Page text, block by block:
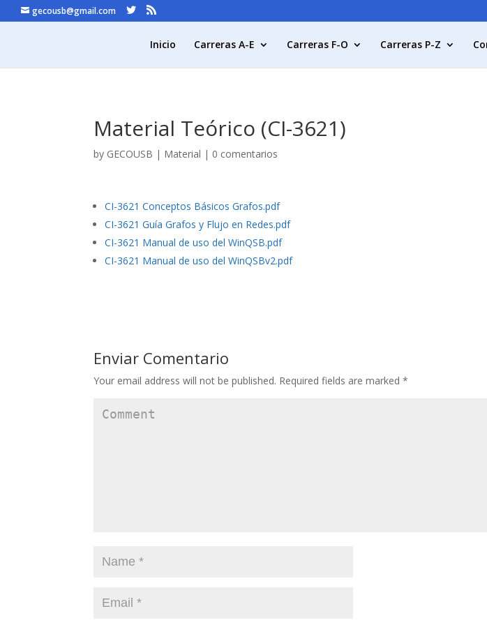
gecousb@gmail.com
Inicio Carreras A-E Carreras F-O Carreras P-Z
Material Teórico (CI-3621)
by GECOUSB | Material | 0 comentarios
CI-3621 Conceptos Básicos Grafos.pdf
CI-3621 Guía Grafos y Flujo en Redes.pdf
CI-3621 Manual de uso del WinQSB.pdf
CI-3621 Manual de uso del WinQSBv2.pdf
Enviar Comentario
Your email address will not be published. Required fields are marked*